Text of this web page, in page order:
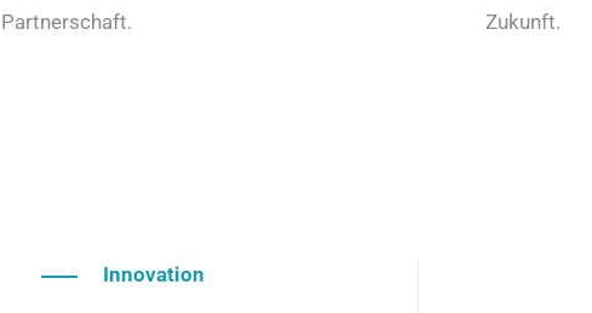
Partnerschaft.
Zukunft.
Innovation